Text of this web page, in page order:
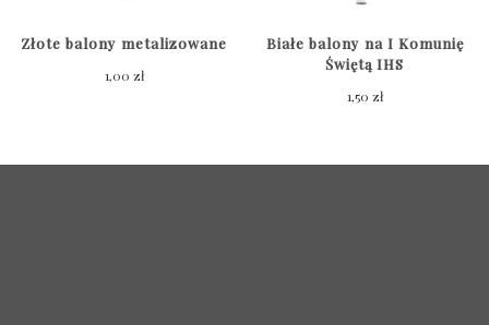
Złote balony metalizowane
1,00 zł
Białe balony na I Komunię
Świętą IHS
1,50 zł